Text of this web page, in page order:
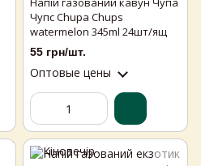
Чупс Chupa Chups
watermelon 345ml 24шт/ящ
55 грн/шт.
Оптовые цены